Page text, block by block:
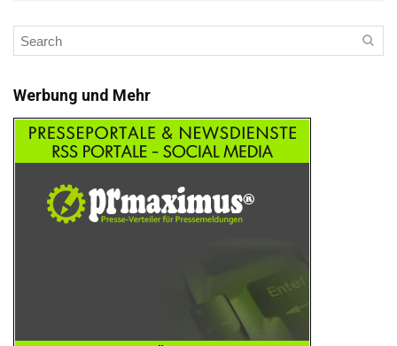
Werbung und Mehr